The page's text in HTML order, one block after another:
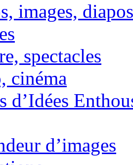
images, diapos
spectacles
cinéma
d’Idées
d’images